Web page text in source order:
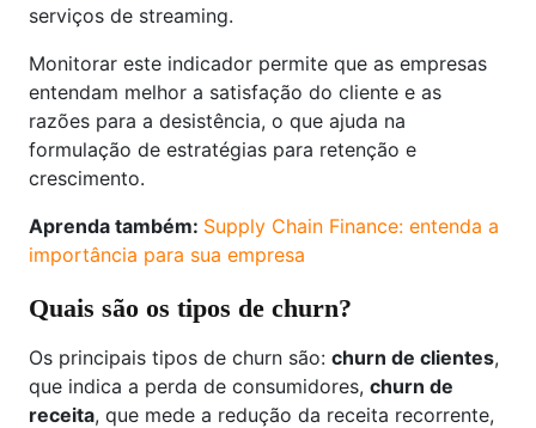
serviços de streaming.
Monitorar este indicador permite que as empresas
entendam melhor a satisfação do cliente e as
razões para a desistência, o que ajuda na
formulação de estratégias para retenção e
crescimento.
Aprenda também: Supply Chain Finance: entenda a
importância para sua empresa
Quais são os tipos de churn?
Os principais tipos de churn são: churn de clientes,
que indica a perda de consumidores, churn de
receita, que mede a redução da receita recorrente,